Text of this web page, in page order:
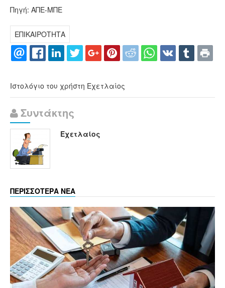
Πηγή: ΑΠΕ-ΜΠΕ
ΕΠΙΚΑΙΡΟΤΗΤΑ
Ιστολόγιο του χρήστη Εχετλαίος
Συντάκτης
Εχετλαίος
ΠΕΡΙΣΣΟΤΕΡΑ ΝΕΑ